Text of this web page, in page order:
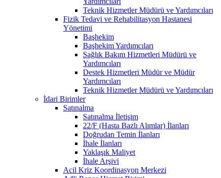
Teknik Hizmetler Müdürü ve Yardımcıları
Fizik Tedavi ve Rehabilitasyon Hastanesi
Yönetimi
Başhekim
Başhekim Yardımcıları
Sağlık Bakım Hizmetleri Müdürü ve
Yardımcıları
Destek Hizmetleri Müdür ve Müdür
Yardımcıları
Teknik Hizmetler Müdürü ve Yardımcıları
İdari Birimler
Satınalma
Satınalma İletişim
22/F (Hasta Bazlı Alımlar) İlanları
Doğrudan Temin İlanları
İhale İlanları
Yaklaşık Maliyet
İhale Arşivi
Acil Kriz Koordinasyon Merkezi